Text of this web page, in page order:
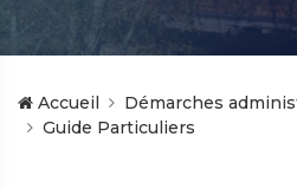
Accueil
Démarches
Guide Particuliers